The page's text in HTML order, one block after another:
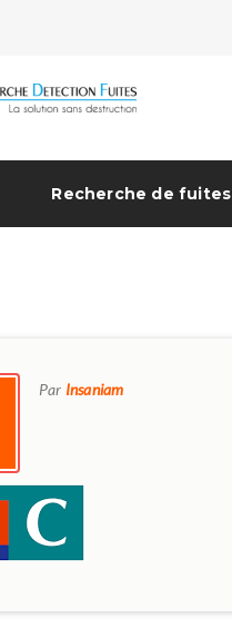
Recherche de fuites
Par Insaniam